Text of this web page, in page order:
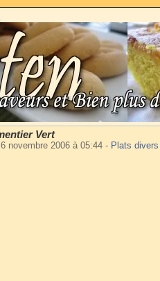
Vert
6 novembre 2006 à 05:44 - Plats divers